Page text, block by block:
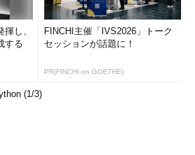
し、
する
FINCHI主催「IVS2026」トーク
セッションが話題に！
PR(FINCHI on GOETHE)
(1/3)